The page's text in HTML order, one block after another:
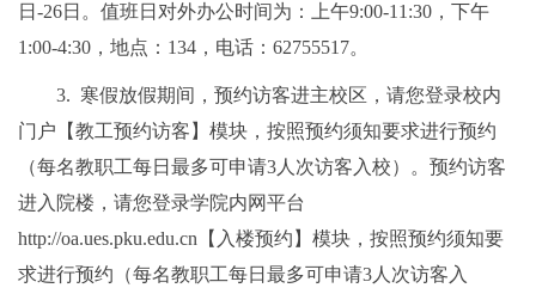
日-26日。值班日对外办公时间为：上午9:00-11:30，下午
1:00-4:30，地点：134，电话：62755517。
3. 寒假放假期间，预约访客进主校区，请您登录校内
门户【教工预约访客】模块，按照预约须知要求进行预约
（每名教职工每日最多可申请3人次访客入校）。预约访客
进入院楼，请您登录学院内网平台
http://oa.ues.pku.edu.cn【入楼预约】模块，按照预约须知要
求进行预约（每名教职工每日最多可申请3人次访客入